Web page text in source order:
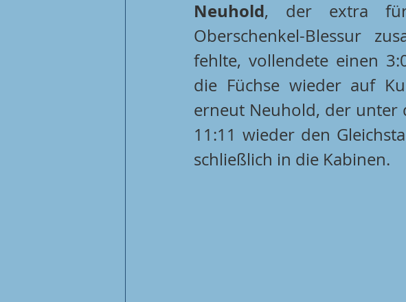
Neuhold, der extra
Oberschenkel-Blessur
fehlte, vollendete einen
die Füchse wieder auf
erneut Neuhold, der unter
11:11 wieder den
schließlich in die Kabinen.